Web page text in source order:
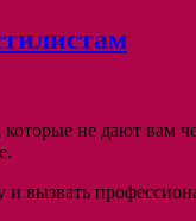
не дают вам
и вызвать